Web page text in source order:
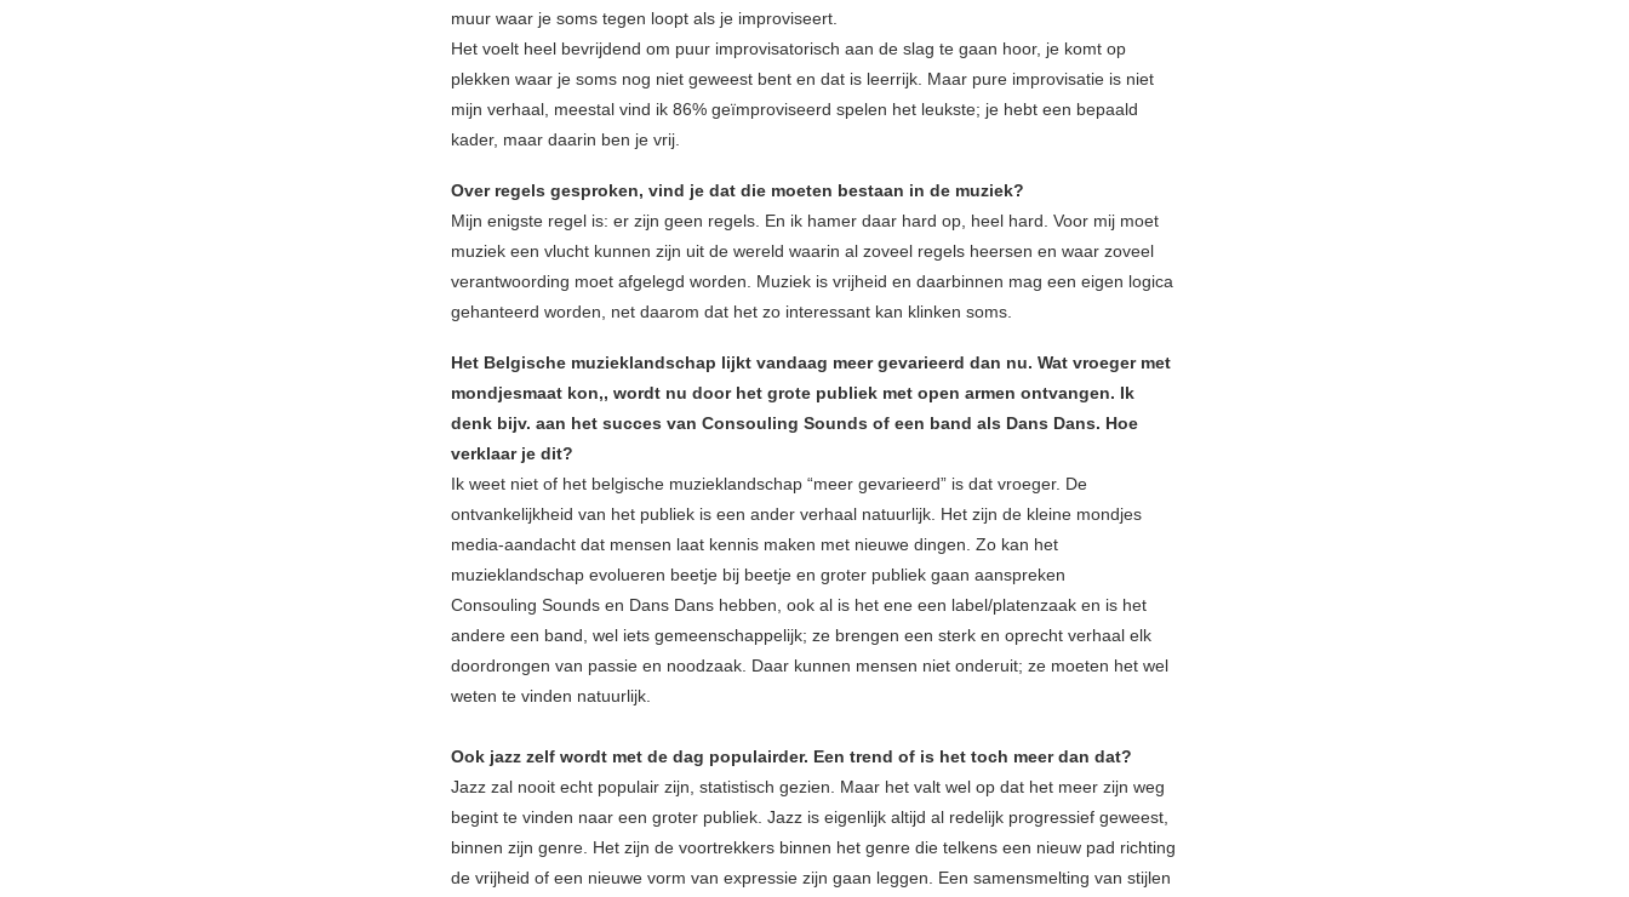
muur waar je soms tegen loopt als je improviseert.
Het voelt heel bevrijdend om puur improvisatorisch aan de slag te gaan hoor, je komt op
plekken waar je soms nog niet geweest bent en dat is leerrijk. Maar pure improvisatie is niet
mijn verhaal, meestal vind ik 86% geïmproviseerd spelen het leukste; je hebt een bepaald
kader, maar daarin ben je vrij.
Over regels gesproken, vind je dat die moeten bestaan in de muziek?
Mijn enigste regel is: er zijn geen regels. En ik hamer daar hard op, heel hard. Voor mij moet
muziek een vlucht kunnen zijn uit de wereld waarin al zoveel regels heersen en waar zoveel
verantwoording moet afgelegd worden. Muziek is vrijheid en daarbinnen mag een eigen logica
gehanteerd worden, net daarom dat het zo interessant kan klinken soms.
Het Belgische muzieklandschap lijkt vandaag meer gevarieerd dan nu. Wat vroeger met
mondjesmaat kon,, wordt nu door het grote publiek met open armen ontvangen. Ik
denk bijv. aan het succes van Consouling Sounds of een band als Dans Dans. Hoe
verklaar je dit?
Ik weet niet of het belgische muzieklandschap “meer gevarieerd” is dat vroeger. De
ontvankelijkheid van het publiek is een ander verhaal natuurlijk. Het zijn de kleine mondjes
media-aandacht dat mensen laat kennis maken met nieuwe dingen. Zo kan het
muzieklandschap evolueren beetje bij beetje en groter publiek gaan aanspreken
Consouling Sounds en Dans Dans hebben, ook al is het ene een label/platenzaak en is het
andere een band, wel iets gemeenschappelijk; ze brengen een sterk en oprecht verhaal elk
doordrongen van passie en noodzaak. Daar kunnen mensen niet onderuit; ze moeten het wel
weten te vinden natuurlijk.
Ook jazz zelf wordt met de dag populairder. Een trend of is het toch meer dan dat?
Jazz zal nooit echt populair zijn, statistisch gezien. Maar het valt wel op dat het meer zijn weg
begint te vinden naar een groter publiek. Jazz is eigenlijk altijd al redelijk progressief geweest,
binnen zijn genre. Het zijn de voortrekkers binnen het genre die telkens een nieuw pad richting
de vrijheid of een nieuwe vorm van expressie zijn gaan leggen. Een samensmelting van stijlen